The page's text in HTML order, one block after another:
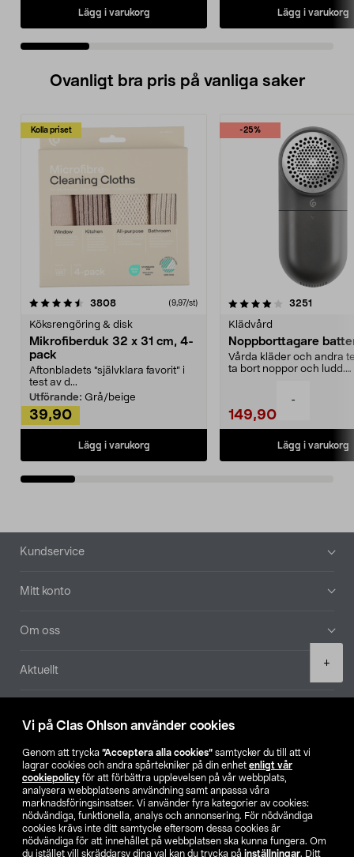
Vi på Clas Ohlson använder cookies
Genom att trycka ”Acceptera alla cookies” samtycker du till att vi
lagrar cookies och andra spårtekniker på din enhet enligt vår
cookiepolicy för att förbättra upplevelsen på vår webbplats,
analysera webbplatsens användning samt anpassa våra
marknadsföringsinsatser. Vi använder fyra kategorier av cookies:
nödvändiga, funktionella, analys och annonsering. För nödvändiga
cookies krävs inte ditt samtycke eftersom dessa cookies är
nödvändiga för att innehållet på webbplatsen ska kunna fungera. Om
du istället vill skräddarsy dina val kan du trycka på inställningar. Ditt
-
+
Lägg i varukorg Lägg i varukorg
Ovanligt bra pris på vanliga saker
Kolla priset
3808recensioner (9,97/st)
Köksrengöring & disk
Mikrofiberduk 32 x 31 cm, 4-
pack
Aftonbladets "självklara favorit” i
test av d...
Utförande: Grå/beige
39,90
Lägg i varukorg
-25%
4.0av 5 stjärnor 3251
Klädvård
Noppborttagare
Vårda kläder och andra
ta bort noppor och ludd.
149,90
Lägg i varukorg
4.5av 5 stjärnor
Sidfot
Kundservice
Mitt konto
Om oss
Aktuellt
Hitta butik
SE NO FI